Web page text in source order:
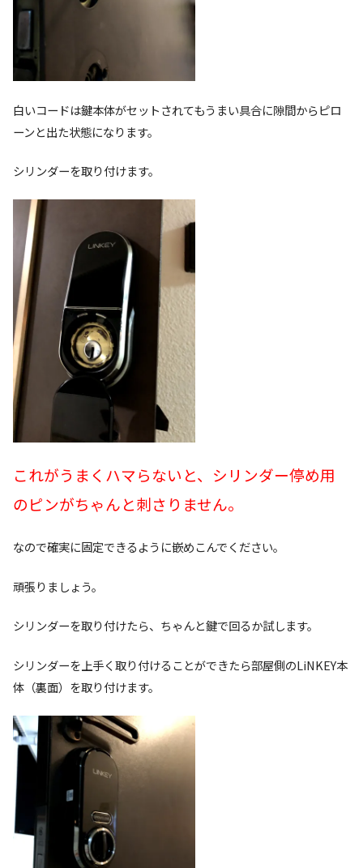
白いコードは鍵本体がセットされてもうまい具合に隙間からピロ
ーンと出た状態になります。
シリンダーを取り付けます。
これがうまくハマらないと、シリンダー停め用
のピンがちゃんと刺さりません。
なので確実に固定できるように嵌めこんでください。
頑張りましょう。
シリンダーを取り付けたら、ちゃんと鍵で回るか試します。
シリンダーを上手く取り付けることができたら部屋側のLiNKEY本
体（裏面）を取り付けます。